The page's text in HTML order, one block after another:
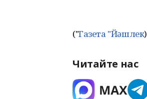
("Газета "Йәшлек)
Читайте нас